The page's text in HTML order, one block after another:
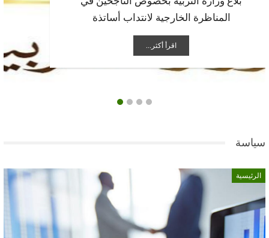
فلكيا: موعد ذكرى المولد النبوي الشّريف
اقرأ أكثر...
سياسة
الرئيسية